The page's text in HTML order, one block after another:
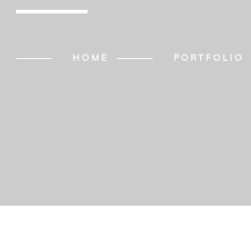
HOME PORTFOLIO